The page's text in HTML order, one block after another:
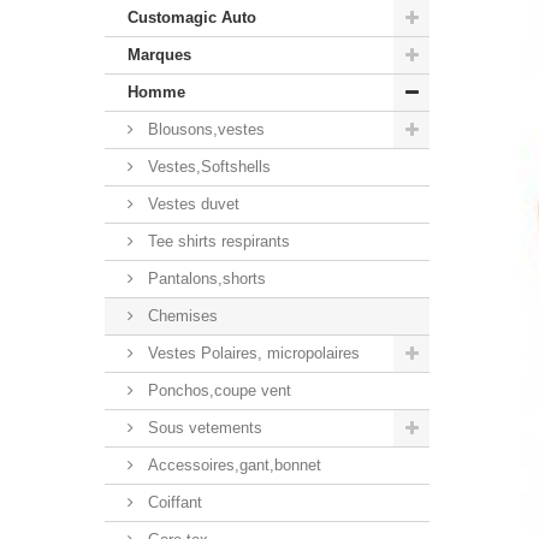
Customagic Auto
Marques
Homme
Blousons,vestes
Vestes,Softshells
Vestes duvet
Tee shirts respirants
Pantalons,shorts
Chemises
Vestes Polaires, micropolaires
Ponchos,coupe vent
Sous vetements
Accessoires,gant,bonnet
Coiffant